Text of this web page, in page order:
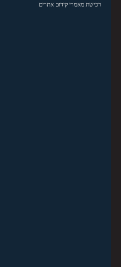
רכישת מאמרי קידום אתרים